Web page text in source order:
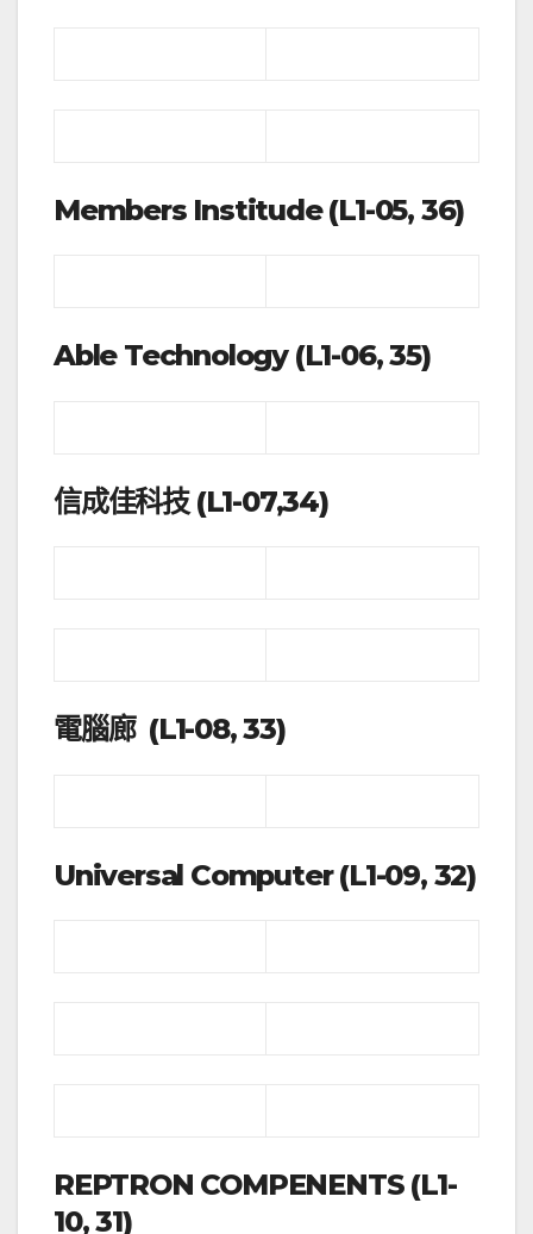
Members Institude (L1-05, 36)
Able Technology (L1-06, 35)
信成佳科技 (L1-07,34)
電腦廊 (L1-08, 33)
Universal Computer (L1-09, 32)
REPTRON COMPENENTS (L1-
10, 31)